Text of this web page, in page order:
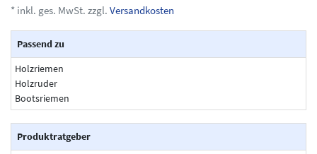
* inkl. ges. MwSt. zzgl. Versandkosten
Passend zu
Holzriemen
Holzruder
Bootsriemen
Produktratgeber